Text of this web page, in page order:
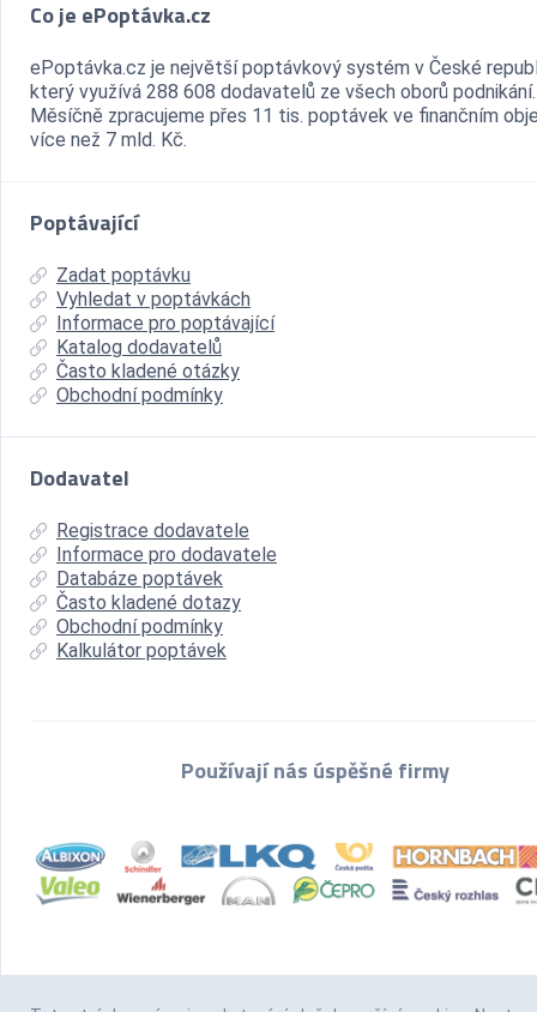
Co je ePoptávka.cz
ePoptávka.cz je největší poptávkový systém v České
který využívá 288 608 dodavatelů ze všech oborů podnikání.
Měsíčně zpracujeme přes 11 tis. poptávek ve finančním
více než 7 mld. Kč.
Poptávající
Zadat poptávku
Vyhledat v poptávkách
Informace pro poptávající
Katalog dodavatelů
Často kladené otázky
Obchodní podmínky
Dodavatel
Registrace dodavatele
Informace pro dodavatele
Databáze poptávek
Často kladené dotazy
Obchodní podmínky
Kalkulátor poptávek
Používají nás úspěšné firmy